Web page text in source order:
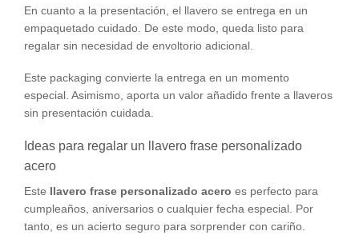
En cuanto a la presentación, el llavero se entrega en un
empaquetado cuidado. De este modo, queda listo para
regalar sin necesidad de envoltorio adicional.
Este packaging convierte la entrega en un momento
especial. Asimismo, aporta un valor añadido frente a llaveros
sin presentación cuidada.
Ideas para regalar un llavero frase personalizado
acero
Este llavero frase personalizado acero es perfecto para
cumpleaños, aniversarios o cualquier fecha especial. Por
tanto, es un acierto seguro para sorprender con cariño.